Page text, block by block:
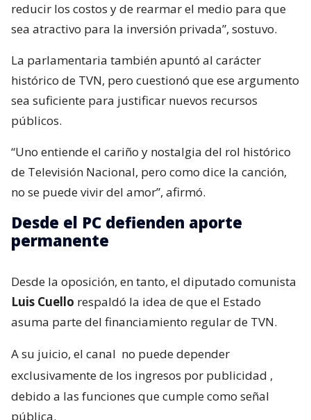
reducir los costos y de rearmar el medio para que
sea atractivo para la inversión privada”, sostuvo.
La parlamentaria también apuntó al carácter
histórico de TVN, pero cuestionó que ese argumento
sea suficiente para justificar nuevos recursos
públicos.
“Uno entiende el cariño y nostalgia del rol histórico
de Televisión Nacional, pero como dice la canción,
no se puede vivir del amor”, afirmó.
Desde el PC defienden aporte
permanente
Desde la oposición, en tanto, el diputado comunista
Luis Cuello respaldó la idea de que el Estado
asuma parte del financiamiento regular de TVN.
A su juicio, el canal no puede depender
exclusivamente de los ingresos por publicidad ,
debido a las funciones que cumple como señal
pública.